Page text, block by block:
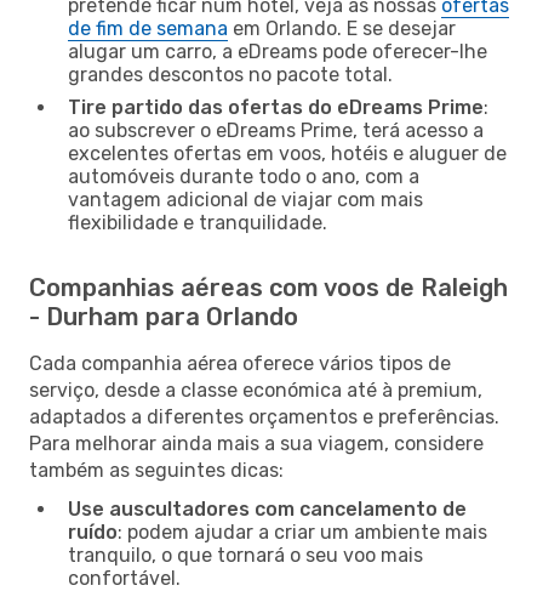
pretende ficar num hotel, veja as nossas ofertas
de fim de semana em Orlando. E se desejar
alugar um carro, a eDreams pode oferecer-lhe
grandes descontos no pacote total.
Tire partido das ofertas do eDreams Prime:
ao subscrever o eDreams Prime, terá acesso a
excelentes ofertas em voos, hotéis e aluguer de
automóveis durante todo o ano, com a
vantagem adicional de viajar com mais
flexibilidade e tranquilidade.
Companhias aéreas com voos de Raleigh
- Durham para Orlando
Cada companhia aérea oferece vários tipos de
serviço, desde a classe económica até à premium,
adaptados a diferentes orçamentos e preferências.
Para melhorar ainda mais a sua viagem, considere
também as seguintes dicas:
Use auscultadores com cancelamento de
ruído: podem ajudar a criar um ambiente mais
tranquilo, o que tornará o seu voo mais
confortável.